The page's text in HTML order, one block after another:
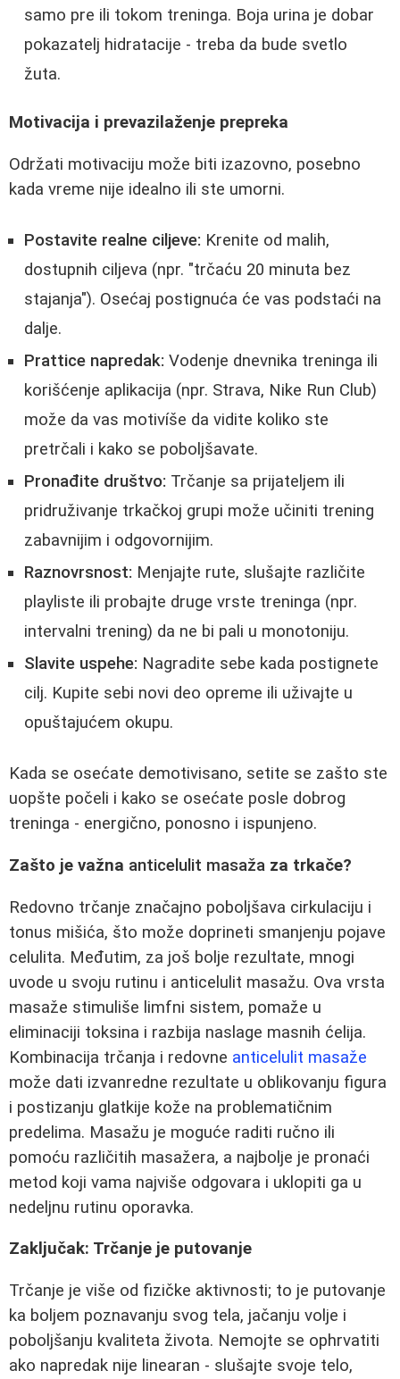
samo pre ili tokom treninga. Boja urina je dobar
pokazatelj hidratacije - treba da bude svetlo
žuta.
Motivacija i prevazilaženje prepreka
Održati motivaciju može biti izazovno, posebno
kada vreme nije idealno ili ste umorni.
Postavite realne ciljeve: Krenite od malih,
dostupnih ciljeva (npr. "trčaću 20 minuta bez
stajanja"). Osećaj postignuća će vas podstaći na
dalje.
Prattice napredak: Vodenje dnevnika treninga ili
korišćenje aplikacija (npr. Strava, Nike Run Club)
može da vas motivíše da vidite koliko ste
pretrčali i kako se poboljšavate.
Pronađite društvo: Trčanje sa prijateljem ili
pridruživanje trkačkoj grupi može učiniti trening
zabavnijim i odgovornijim.
Raznovrsnost: Menjajte rute, slušajte različite
playliste ili probajte druge vrste treninga (npr.
intervalni trening) da ne bi pali u monotoniju.
Slavite uspehe: Nagradite sebe kada postignete
cilj. Kupite sebi novi deo opreme ili uživajte u
opuštajućem okupu.
Kada se osećate demotivisano, setite se zašto ste
uopšte počeli i kako se osećate posle dobrog
treninga - energično, ponosno i ispunjeno.
Zašto je važna anticelulit masaža za trkače?
Redovno trčanje značajno poboljšava cirkulaciju i
tonus mišića, što može doprineti smanjenju pojave
celulita. Međutim, za još bolje rezultate, mnogi
uvode u svoju rutinu i anticelulit masažu. Ova vrsta
masaže stimuliše limfni sistem, pomaže u
eliminaciji toksina i razbija naslage masnih ćelija.
Kombinacija trčanja i redovne anticelulit masaže
može dati izvanredne rezultate u oblikovanju figura
i postizanju glatkije kože na problematičnim
predelima. Masažu je moguće raditi ručno ili
pomoću različitih masažera, a najbolje je pronaći
metod koji vama najviše odgovara i uklopiti ga u
nedeljnu rutinu oporavka.
Zaključak: Trčanje je putovanje
Trčanje je više od fizičke aktivnosti; to je putovanje
ka boljem poznavanju svog tela, jačanju volje i
poboljšanju kvaliteta života. Nemojte se ophrvatiti
ako napredak nije linearan - slušajte svoje telo,